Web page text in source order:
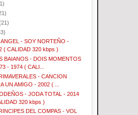
ANGEL - SOY NORTEÑO -
( CALIDAD 320 kbps )
BAIANOS - DOIS MOMENTOS
- 1974 ( CALI...
- CANCION
UN AMIGO - 2002 ( ...
- JODA TOTAL - 2014
320 kbps )
DEL COMPAS - VOL